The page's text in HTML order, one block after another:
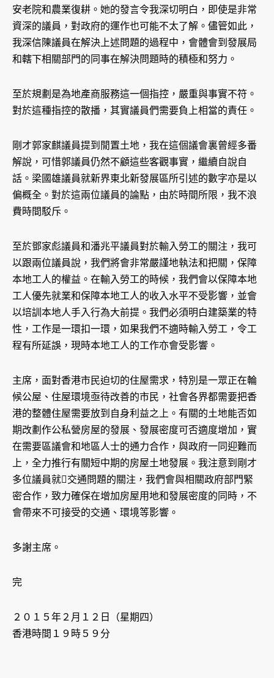
安老院和農業復耕。她的發言令我深切明白，即使是非常
資深的議員，對政府的運作也可能不太了解。儘管如此，
我深信陳議員在解決上述問題的過程中，會體會到發展局
和轄下相關部門的同事在解決問題時的積極和努力。
至於規劃是為地產商服務這一個指控，嚴重與事實不符。
對於這種指控的散播，其實議員們需要負上相當的責任。
剛才郭家麒議員提到閒置土地，我在這個議會裏曾經多番
解說，可惜郭議員仍然不顧這些客觀事實，繼續自說自
話。梁國雄議員就新界東北新發展區所引述的數字亦是以
偏概全。對於這兩位議員的論點，由於時間所限，我不浪
費時間駁斥。
至於鄧家彪議員和潘兆平議員對於輸入勞工的關注，我可
以跟兩位議員說，我們將會非常嚴謹地執法和把關，保障
本地工人的權益。在輸入勞工的時候，我們會以保障本地
工人優先就業和保障本地工人的收入水平不受影響，並會
以培訓本地人手入行為大前提。我們必須明白建築業的特
性，工作是一環扣一環，如果我們不適時輸入勞工，令工
程有所延誤，現時本地工人的工作亦會受影響。
主席，面對香港市民迫切的住屋需求，特別是一眾正在輪
候公屋、住屋環境亟待改善的市民，社會各界都需要把香
港的整體住屋需要放到自身利益之上。有關的土地能否如
期改劃作公私營房屋的發展、發展密度可否適度增加，實
在需要區議會和地區人士的通力合作，與政府一同迎難而
上，全力推行有關短中期的房屋土地發展。我注意到剛才
多位議員就交通問題的關注，我們會與相關政府部門緊
密合作，致力確保在增加房屋用地和發展密度的同時，不
會帶來不可接受的交通、環境等影響。
多謝主席。
完
２０１５年２月１２日（星期四）
香港時間１９時５９分